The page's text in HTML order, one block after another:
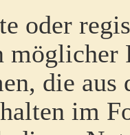
oder
möglicher
die
im